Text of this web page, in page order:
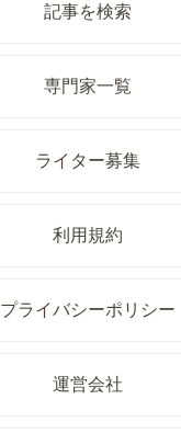
記事を検索
専門家一覧
ライター募集
利用規約
プライバシーポリシー
運営会社